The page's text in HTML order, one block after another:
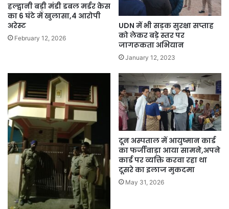
हल्द्वानी बड़ी मंडी डबल मर्डर केस
का 6 घंटे में खुलासा,4 आरोपी
अरेस्ट
February 12, 2026
UDN में भी सड़क सुरक्षा सप्ताह
को लेकर बड़े स्तर पर
जागरूकता अभियान
January 12, 2023
दून अस्पताल में आयुष्मान कार्ड
का फर्जीवाड़ा आया सामने,अपने
कार्ड पर व्यक्ति करवा रहा था
दूसरे का इलाज मुकदमा
May 31, 2026